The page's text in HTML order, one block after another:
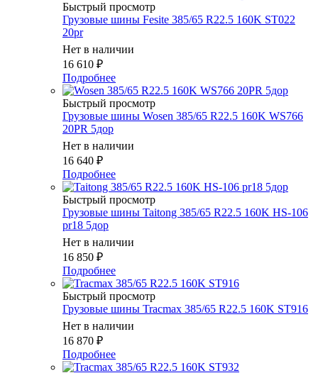
Быстрый просмотр
Грузовые шины Fesite 385/65 R22.5 160K ST022
20pr
Нет в наличии
16 610 ₽
Подробнее
Быстрый просмотр
Грузовые шины Wosen 385/65 R22.5 160K WS766
20PR 5дор
Нет в наличии
16 640 ₽
Подробнее
Быстрый просмотр
Грузовые шины Taitong 385/65 R22.5 160K HS-106
pr18 5дор
Нет в наличии
16 850 ₽
Подробнее
Быстрый просмотр
Грузовые шины Tracmax 385/65 R22.5 160K ST916
Нет в наличии
16 870 ₽
Подробнее